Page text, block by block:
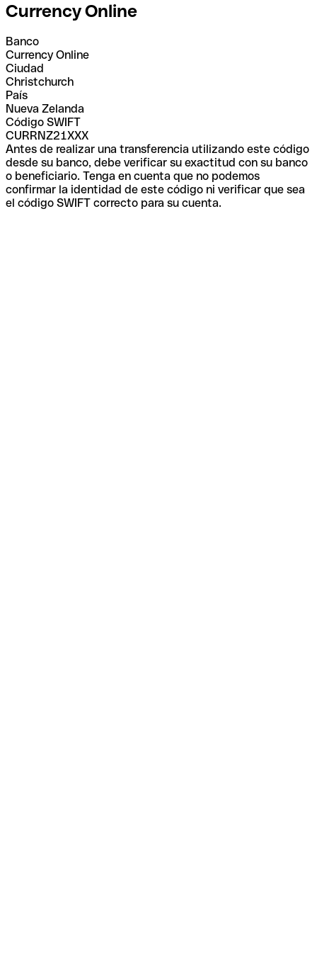
Currency Online
Banco
Currency Online
Ciudad
Christchurch
País
Nueva Zelanda
Código SWIFT
CURRNZ21XXX
Antes de realizar una transferencia utilizando este código
desde su banco, debe verificar su exactitud con su banco
o beneficiario. Tenga en cuenta que no podemos
confirmar la identidad de este código ni verificar que sea
el código SWIFT correcto para su cuenta.